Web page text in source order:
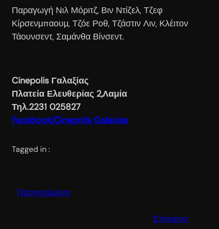
Παραγωγή Νιλ Μόριτζ, Βιν Ντίζελ, Τζεφ
Κίρσενμπαουμ, Τζόε Ροθ, Τζάστιν Λιν, Κλέιτον
Τάουνσεντ, Σαμάνθα Βίνσεντ.
Cinepolis Γαλαξίας
Πλατεία Ελευθερίας 2,Λαμία
Τηλ.2231 025827
Facebook/Cinepolis Galaxias
Tagged in :
Προηγούμενο
Επόμενο